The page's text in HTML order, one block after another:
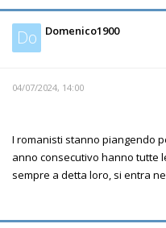
Do Domenico1900
04/07/2024, 14:00
I romanisti stanno piangendo
anno consecutivo hanno tutte
sempre a detta loro, si entra